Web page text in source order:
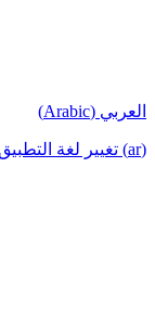
العربي (Arabic)
(ar) تغيير لغة التطبيق إلى العربية